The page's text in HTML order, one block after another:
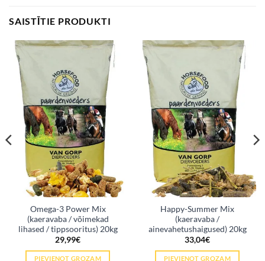
SAISTĪTIE PRODUKTI
Omega-3 Power Mix
(kaeravaba / võimekad
lihased / tippsooritus) 20kg
29,99€
PIEVIENOT GROZAM
Happy-Summer Mix
(kaeravaba /
ainevahetushaigused) 20kg
33,04€
PIEVIENOT GROZAM